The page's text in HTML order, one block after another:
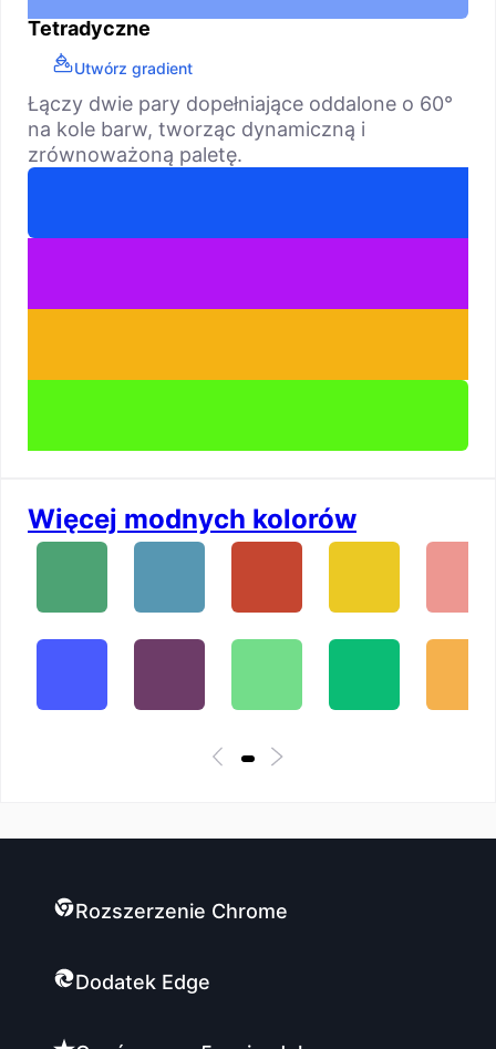
Tetradyczne
Utwórz gradient
Łączy dwie pary dopełniające oddalone o 60°
na kole barw, tworząc dynamiczną i
zrównoważoną paletę.
Więcej modnych kolorów
Rozszerzenie Chrome
Dodatek Edge